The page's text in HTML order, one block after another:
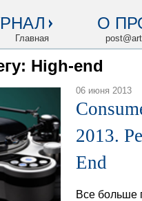
Главная
О
High-end
06 июня 2013
2013.
End
Все больше